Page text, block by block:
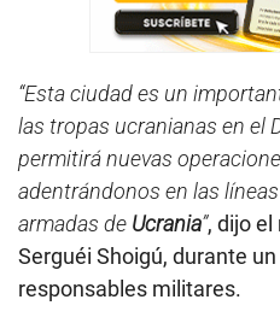
“Esta ciudad es un
las tropas ucranianas en el
permitirá nuevas
adentrándonos en las
armadas de Ucrania”, dijo
Serguéi Shoigú, durante
responsables militares.